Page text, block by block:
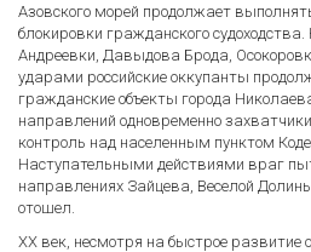
Азовского морей продолжает
блокировки гражданского
Андреевки, Давыдова Брода,
ударами российские оккупанты
гражданские объекты города
направлений одновременно
контроль над населенным пунктом
Наступательными действиями враг
направлениях Зайцева, Веселой
отошел.
ХХ век, несмотря на быстрое развитие